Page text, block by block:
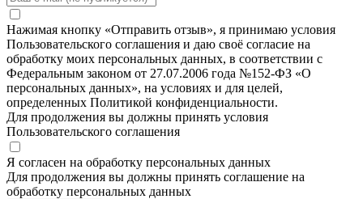
Нажимая кнопку «Отправить отзыв», я принимаю условия
Пользовательского соглашения и даю своё согласие на
обработку моих персональных данных, в соответствии с
Федеральным законом от 27.07.2006 года №152-ФЗ «О
персональных данных», на условиях и для целей,
определенных Политикой конфиденциальности.
Для продолжения вы должны принять условия
Пользовательского соглашения
Я согласен на обработку персональных данных
Для продолжения вы должны принять соглашение на
обработку персональных данных